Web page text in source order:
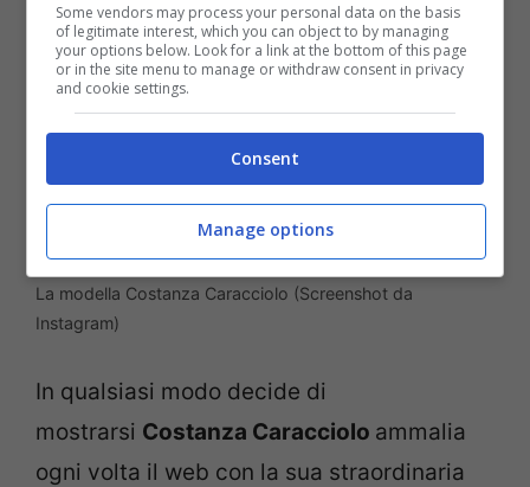
La modella Costanza Caracciolo (Screenshot da
Instagram)
In qualsiasi modo decide di
mostrarsi Costanza Caracciolo ammalia
ogni volta il web con la sua straordinaria
Some vendors may process your personal data on the basis
of legitimate interest, which you can object to by managing
your options below. Look for a link at the bottom of this page
or in the site menu to manage or withdraw consent in privacy
and cookie settings.
Consent
Manage options